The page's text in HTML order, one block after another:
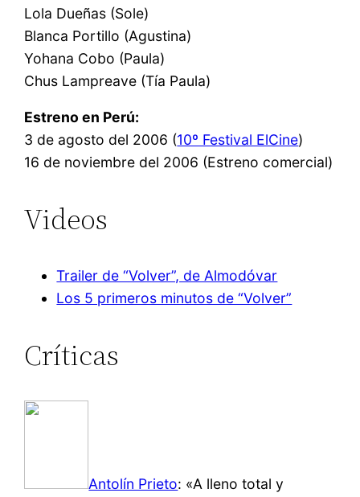
Lola Dueñas (Sole)
Blanca Portillo (Agustina)
Yohana Cobo (Paula)
Chus Lampreave (Tía Paula)
Estreno en Perú:
3 de agosto del 2006 (10º Festival ElCine)
16 de noviembre del 2006 (Estreno comercial)
Videos
Trailer de “Volver”, de Almodóvar
Los 5 primeros minutos de “Volver”
Críticas
Antolín Prieto: «A lleno total y